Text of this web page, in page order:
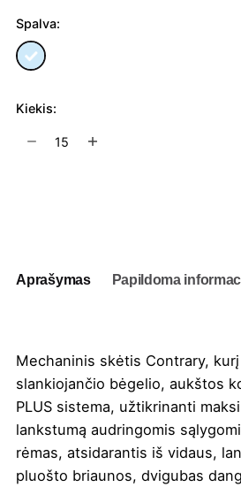
Spalva:
Kiekis:
produkto
Aprašymas Papildoma
Mechaninis skėtis Contrary,
slankiojančio bėgelio, aukštos
PLUS sistema, užtikrinanti
lankstumą audringomis
rėmas, atsidarantis iš vidaus,
pluošto briaunos, dvigubas